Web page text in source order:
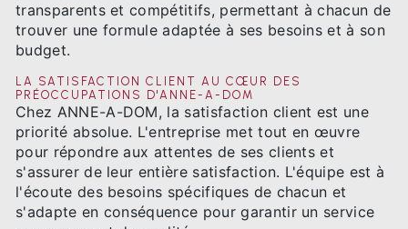
transparents et compétitifs, permettant à chacun de
trouver une formule adaptée à ses besoins et à son
budget.
LA SATISFACTION CLIENT AU CŒUR DES
PRÉOCCUPATIONS D'ANNE-A-DOM
Chez ANNE-A-DOM, la satisfaction client est une
priorité absolue. L'entreprise met tout en œuvre
pour répondre aux attentes de ses clients et
s'assurer de leur entière satisfaction. L'équipe est à
l'écoute des besoins spécifiques de chacun et
s'adapte en conséquence pour garantir un service